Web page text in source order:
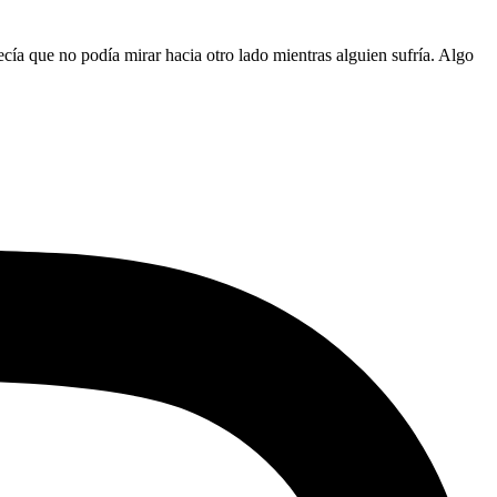
que no podía mirar hacia otro lado mientras alguien sufría. Algo